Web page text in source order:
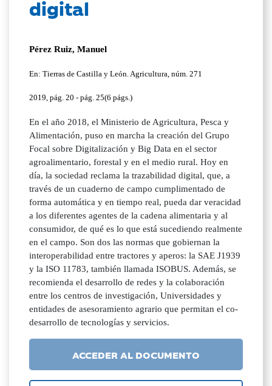
digital
Pérez Ruiz, Manuel
En: Tierras de Castilla y León. Agricultura, núm. 271
2019, pág. 20 - pág. 25(6 págs.)
En el año 2018, el Ministerio de Agricultura, Pesca y
Alimentación, puso en marcha la creación del Grupo
Focal sobre Digitalización y Big Data en el sector
agroalimentario, forestal y en el medio rural. Hoy en
día, la sociedad reclama la trazabilidad digital, que, a
través de un cuaderno de campo cumplimentado de
forma automática y en tiempo real, pueda dar veracidad
a los diferentes agentes de la cadena alimentaria y al
consumidor, de qué es lo que está sucediendo realmente
en el campo. Son dos las normas que gobiernan la
interoperabilidad entre tractores y aperos: la SAE J1939
y la ISO 11783, también llamada ISOBUS. Además, se
recomienda el desarrollo de redes y la colaboración
entre los centros de investigación, Universidades y
entidades de asesoramiento agrario que permitan el co-
desarrollo de tecnologías y servicios.
ACCEDER AL DOCUMENTO